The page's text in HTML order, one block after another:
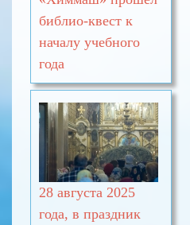
библио-квест к
началу учебного
года
28 августа 2025
года, в праздник